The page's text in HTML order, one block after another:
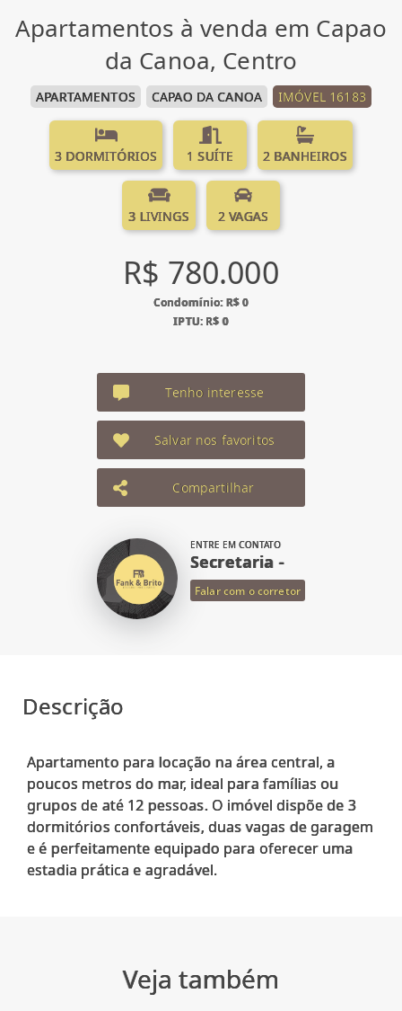
Apartamentos à venda em Capao
da Canoa, Centro
APARTAMENTOS CAPAO DA CANOA IMÓVEL 16183
3 DORMITÓRIOS 1 SUÍTE 2 BANHEIROS
3 LIVINGS 2 VAGAS
R$ 780.000
Condomínio: R$ 0
IPTU: R$ 0
Tenho interesse
Salvar nos favoritos
Compartilhar
ENTRE EM CONTATO
Secretaria -
Falar com o corretor
Descrição
Apartamento para locação na área central, a
poucos metros do mar, ideal para famílias ou
grupos de até 12 pessoas. O imóvel dispõe de 3
dormitórios confortáveis, duas vagas de garagem
e é perfeitamente equipado para oferecer uma
Veja também